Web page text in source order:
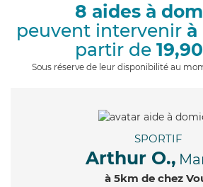
8 aides à
peuvent intervenir à
partir de
Sous réserve de leur disponibilité au
SPORTIF
Arthur O.,
à 5km de chez